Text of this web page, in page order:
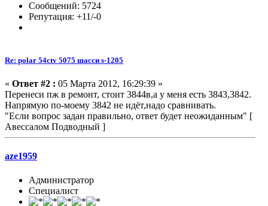
Сообщений: 5724
Репутация: +11/-0
Re: polar 54ctv 5075 шасси s-1205
« Ответ #2 : 05 Марта 2012, 16:29:39 »
Перенеси пж в ремонт, стоит 3844в,а у меня есть 3843,3842.
Напрямую по-моему 3842 не идёт,надо сравнивать.
"Если вопрос задан правильно, ответ будет неожиданным" [
Авессалом Подводный ]
aze1959
Администратор
Специалист